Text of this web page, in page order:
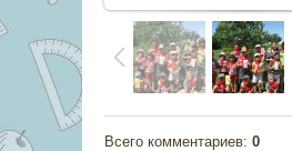
Всего комментариев: 0